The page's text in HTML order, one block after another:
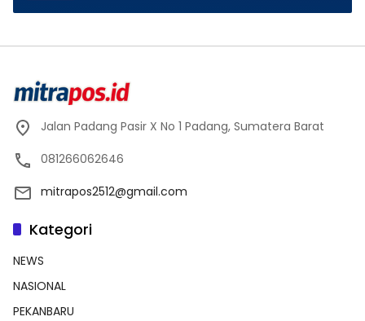
Jalan Padang Pasir X No 1 Padang, Sumatera Barat
081266062646
mitrapos2512@gmail.com
Kategori
NEWS
NASIONAL
PEKANBARU